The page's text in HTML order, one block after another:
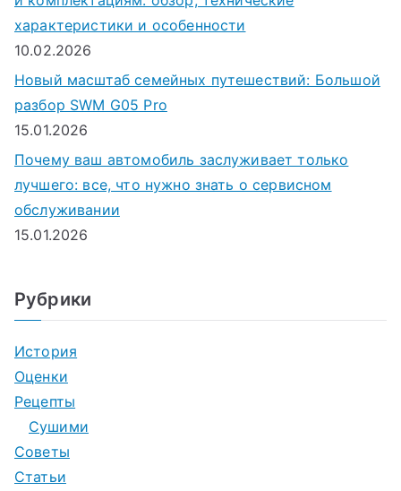
характеристики и особенности
10.02.2026
Новый масштаб семейных путешествий: Большой
разбор SWM G05 Pro
15.01.2026
Почему ваш автомобиль заслуживает только
лучшего: все, что нужно знать о сервисном
обслуживании
15.01.2026
Рубрики
История
Оценки
Рецепты
Сушими
Советы
Статьи